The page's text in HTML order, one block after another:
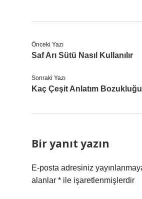
Önceki Yazı
Saf Arı Sütü Nasıl Kullanılır
Sonraki Yazı
Kaç Çeşit Anlatım Bozukluğu
Bir yanıt yazın
E-posta adresiniz
alanlar * ile işaretlenmişlerdir